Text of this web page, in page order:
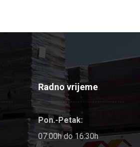
Radno vrijeme
Pon.-Petak:
07:00h do 16:30h